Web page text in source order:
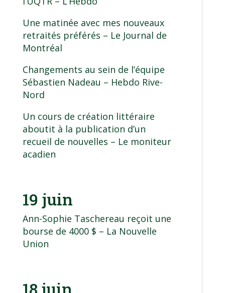
Une matinée avec mes nouveaux
retraités préférés – Le Journal de
Montréal
Changements au sein de l’équipe
Sébastien Nadeau – Hebdo Rive-
Nord
Un cours de création littéraire
aboutit à la publication d’un
recueil de nouvelles – Le moniteur
acadien
19 juin
Ann-Sophie Taschereau reçoit une
bourse de 4000 $ – La Nouvelle
Union
18 juin